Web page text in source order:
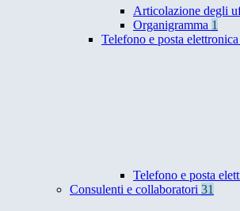
Articolazione degli
Organigramma 1
Telefono e posta elettronica
Telefono e posta
Consulenti e collaboratori 31